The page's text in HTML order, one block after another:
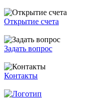
Открытие счета
Задать вопрос
Контакты